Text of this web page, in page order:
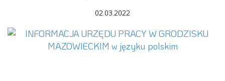
02.03.2022